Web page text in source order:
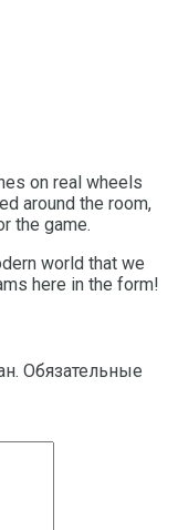
on real wheels
around the room,
the game.
world that we
here in the form!
Обязательные